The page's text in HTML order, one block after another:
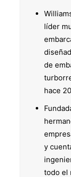
líder
de
hace
y
todo el